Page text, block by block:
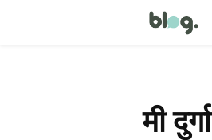
मी दुर्गा